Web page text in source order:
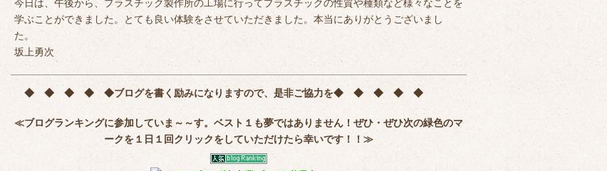
今日は、午後から、プラスチック製作所の工場に行ってプラスチックの性質や種類など様々なことを
学ぶことができました。とても良い体験をさせていただきました。本当にありがとうございまし
た
坂上勇次
◆ ◆ ◆ ◆ ◆ブログを書く励みになりますので、是非ご協力を◆ ◆ ◆ ◆ ◆
≪ブログランキングに参加していま～～す。ベスト１も夢ではありません！ぜひ・ぜひ次の緑色のマ
ークを１日１回クリックをしていただけたら幸いです！！≫